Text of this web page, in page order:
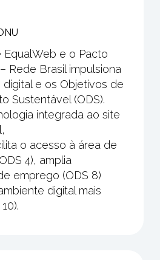
EqualWeb e o Pacto
Rede Brasil impulsiona
digital e os Objetivos de
Sustentável (ODS).
integrada ao site
o acesso à área de
4), amplia
emprego (ODS 8)
digital mais